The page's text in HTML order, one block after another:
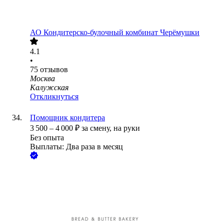
АО Кондитерско-булочный комбинат Черёмушки
4.1
•
75 отзывов
Москва
Калужская
Откликнуться
Помощник кондитера
3 500 – 4 000 ₽ за смену, на руки
Без опыта
Выплаты: Два раза в месяц